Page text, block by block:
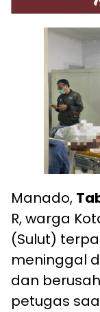
Manado,
R, warga
(Sulut)
meninggal
dan
petugas